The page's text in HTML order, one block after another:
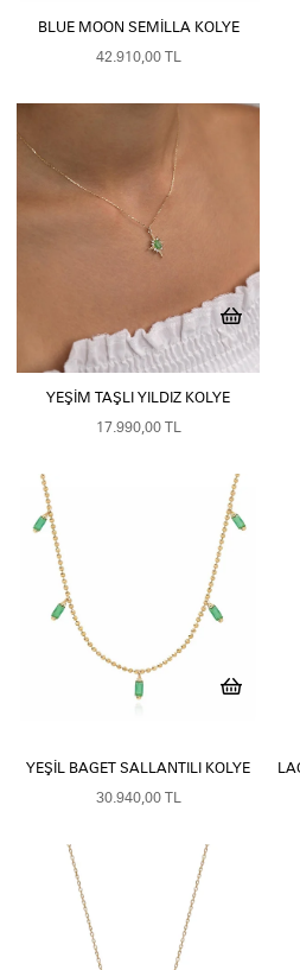
BLUE MOON SEMILLA KOLYE
42.910,00 TL
YEŞIM TAŞLI YILDIZ KOLYE
17.990,00 TL
YEŞIL BAGET SALLANTILI KOLYE
30.940,00 TL